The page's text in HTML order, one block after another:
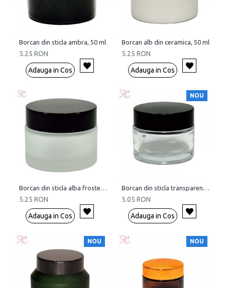
Borcan din sticla ambra, 50 ml
5.25 RON
Adauga in Cos
Borcan alb din ceramica, 50 ml
5.25 RON
Adauga in Cos
Borcan din sticla alba frosted, 50 ml
5.25 RON
Adauga in Cos
NOU
Borcan din sticla transparenta, 50 ml
5.05 RON
Adauga in Cos
NOU NOU